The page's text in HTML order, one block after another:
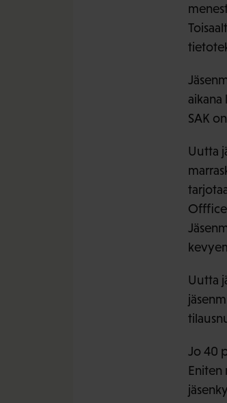
SAK
Uutta
Uutta
Jo 40